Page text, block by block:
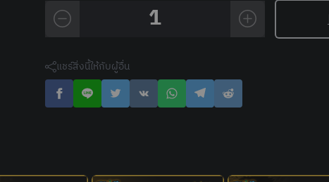
1
แชร์สิ่งนี้ให้กับผู้อื่น